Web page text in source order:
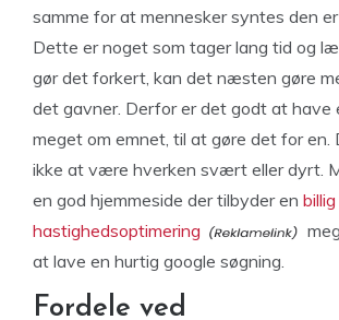
samme for at mennesker syntes den
Dette er noget som tager lang tid og
gør det forkert, kan det næsten gøre
det gavner. Derfor er det godt at have
meget om emnet, til at gøre det for
ikke at være hverken svært eller dyrt.
en god hjemmeside der tilbyder en
hastighedsoptimering
at lave en hurtig google søgning.
Fordele ved